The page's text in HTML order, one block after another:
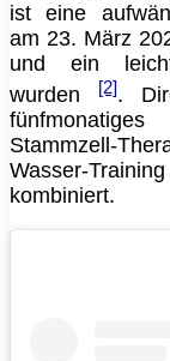
ist eine
am 23. März
und ein
wurden
[2].
fünfmonatiges
kombiniert.